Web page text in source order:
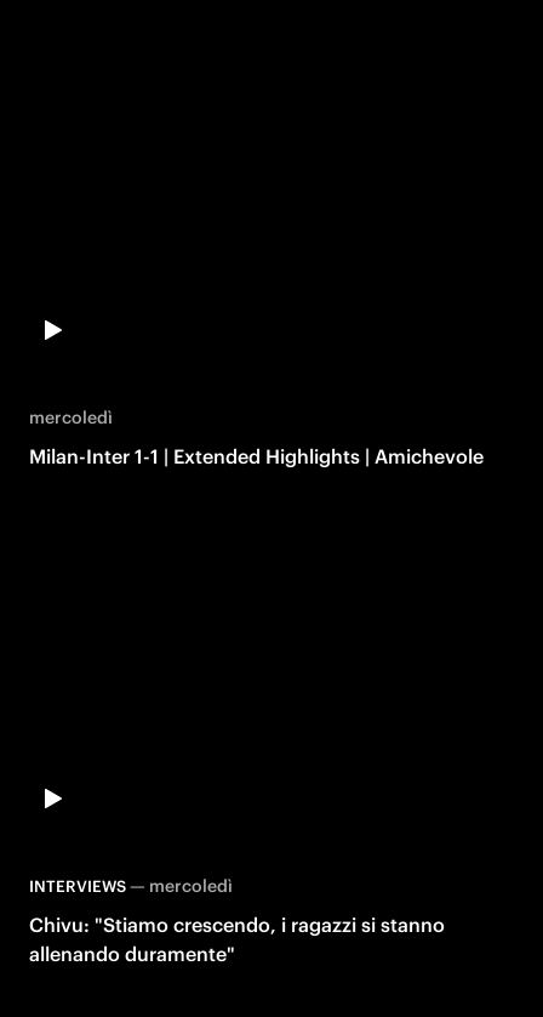
mercoledì
Milan-Inter 1-1 | Extended Highlights | Amichevole
INTERVIEWS— mercoledì
Chivu: "Stiamo crescendo, i ragazzi si stanno
allenando duramente"